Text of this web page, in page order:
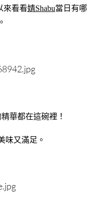
來看看婧Shabu當日有哪
華都在這碗裡！
味又滿足。